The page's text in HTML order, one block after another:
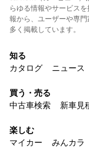
らゆる情報やサービス
報から、ユーザーや専
多く掲載しています。
知る
カタログ
ニュース
買う・売る
中古車検索
新車見
楽しむ
マイカー
みんカラ